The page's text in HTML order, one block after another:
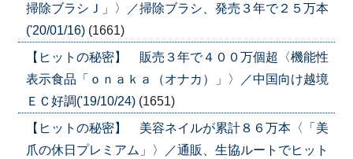
掃除ブラシＪ」〉／掃除ブラシ、発売３年で２５万本
('20/01/16) (1661)
【ヒットの秘密】 販売３年で４００万個超〈機能性
表示食品「ｏｎａｋａ（オナカ）」〉／中国向け越境
ＥＣ好調('19/10/24) (1651)
【ヒットの秘密】 美容ネイルが累計８６万本〈「美
爪の休日プレミアム」〉／通販、生協ルートでヒット